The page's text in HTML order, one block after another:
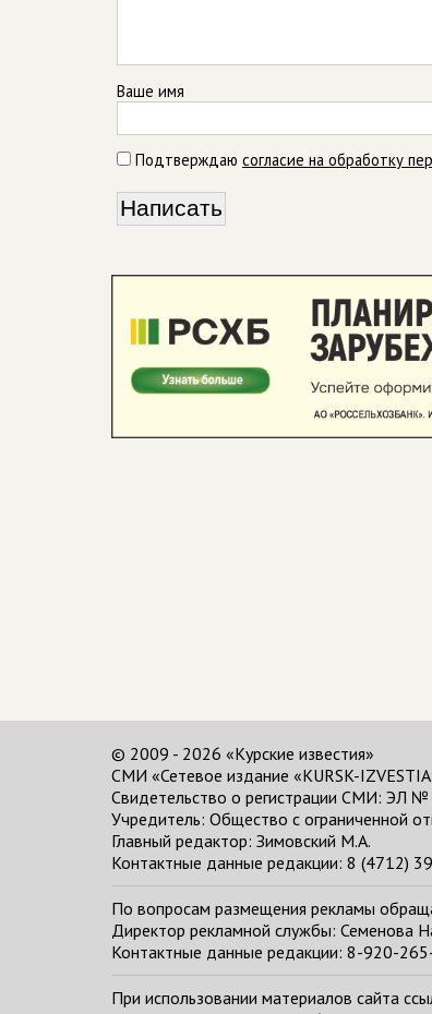
Ваше имя
Подтверждаю согласие на обработку
© 2009 - 2026 «Курские известия»
СМИ «Сетевое издание «KURSK-
Свидетельство о регистрации СМИ: ЭЛ
Учредитель: Общество с ограниченной
Главный редактор: Зимовский М.А.
Контактные данные редакции: 8 (4712)
По вопросам размещения рекламы
Директор рекламной службы: Семенова
Контактные данные редакции: 8-920-
При использовании материалов сайта